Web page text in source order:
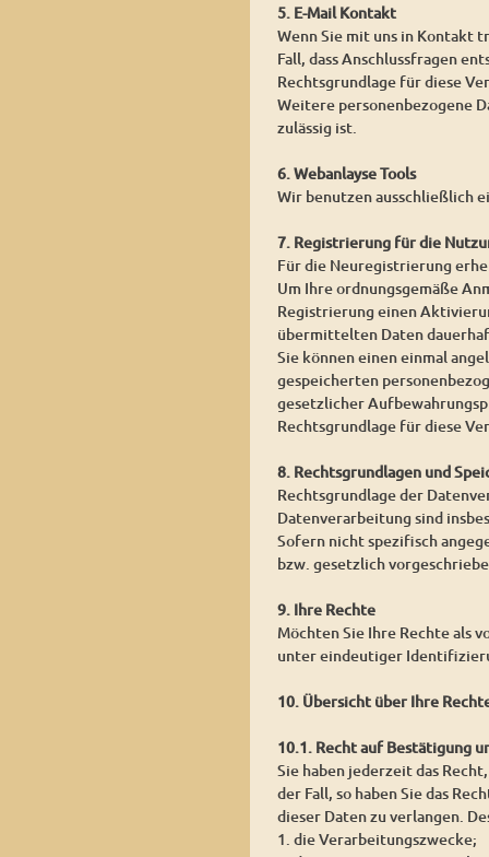
5. E-Mail Kontakt
Wenn Sie mit uns in Kontakt
Fall, dass Anschlussfragen
Rechtsgrundlage für diese
Weitere personenbezogene
zulässig ist.
6. Webanlayse Tools
Wir benutzen ausschließlich
7. Registrierung für die
Für die Neuregistrierung
Um Ihre ordnungsgemäße
Registrierung einen
übermittelten Daten
Sie können einen einmal
gespeicherten
gesetzlicher
Rechtsgrundlage für diese
8. Rechtsgrundlagen und
Rechtsgrundlage der
Datenverarbeitung sind
Sofern nicht spezifisch
bzw. gesetzlich
9. Ihre Rechte
Möchten Sie Ihre Rechte als
unter eindeutiger
10. Übersicht über Ihre
10.1. Recht auf Bestätigung
Sie haben jederzeit das
der Fall, so haben Sie das
dieser Daten zu verlangen.
1. die Verarbeitungszwecke;